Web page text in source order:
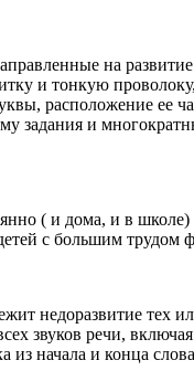
на
и тонкую
расположение ее
задания и
( и дома, и в
с большим
недоразвитие тех
звуков речи,
из начала и конца